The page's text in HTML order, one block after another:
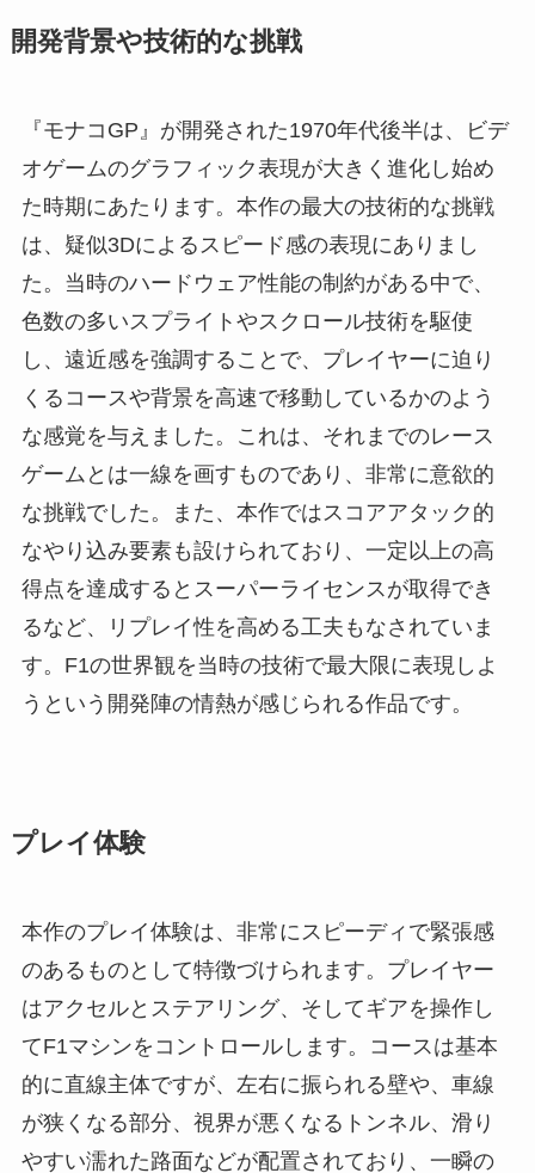
開発背景や技術的な挑戦
『モナコGP』が開発された1970年代後半は、ビデ
オゲームのグラフィック表現が大きく進化し始め
た時期にあたります。本作の最大の技術的な挑戦
は、疑似3Dによるスピード感の表現にありまし
た。当時のハードウェア性能の制約がある中で、
色数の多いスプライトやスクロール技術を駆使
し、遠近感を強調することで、プレイヤーに迫り
くるコースや背景を高速で移動しているかのよう
な感覚を与えました。これは、それまでのレース
ゲームとは一線を画すものであり、非常に意欲的
な挑戦でした。また、本作ではスコアアタック的
なやり込み要素も設けられており、一定以上の高
得点を達成するとスーパーライセンスが取得でき
るなど、リプレイ性を高める工夫もなされていま
す。F1の世界観を当時の技術で最大限に表現しよ
うという開発陣の情熱が感じられる作品です。
プレイ体験
本作のプレイ体験は、非常にスピーディで緊張感
のあるものとして特徴づけられます。プレイヤー
はアクセルとステアリング、そしてギアを操作し
てF1マシンをコントロールします。コースは基本
的に直線主体ですが、左右に振られる壁や、車線
が狭くなる部分、視界が悪くなるトンネル、滑り
やすい濡れた路面などが配置されており、一瞬の